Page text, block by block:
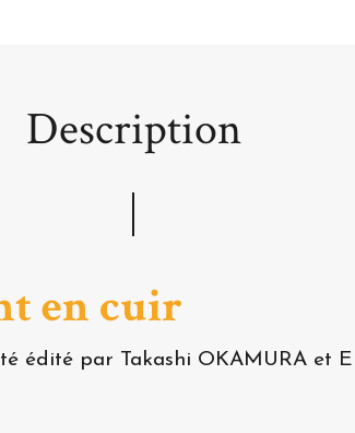
Description
en cuir
édité par Takashi OKAMURA et